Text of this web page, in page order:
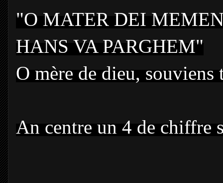
"O MATER DEI
HANS VA PARGHEM"
O mère de dieu,
An centre un 4 de chiffre